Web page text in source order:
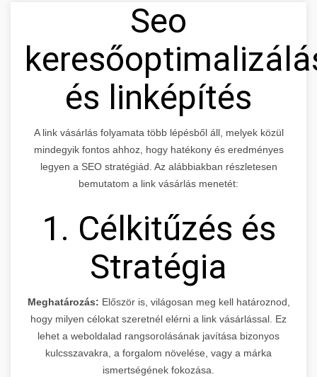
Seo
és linképítés
A link vásárlás folyamata több lépésből áll, melyek közül
mindegyik fontos ahhoz, hogy hatékony és eredményes
legyen a SEO stratégiád. Az alábbiakban részletesen
bemutatom a link vásárlás menetét:
1. Célkitűzés és
Stratégia
Meghatározás: Először is, világosan meg kell határoznod,
hogy milyen célokat szeretnél elérni a link vásárlással. Ez
lehet a weboldalad rangsorolásának javítása bizonyos
kulcsszavakra, a forgalom növelése, vagy a márka
ismertségének fokozása.